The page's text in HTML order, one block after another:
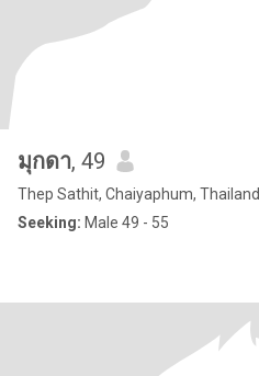
มุกดา, 49
Thep Sathit, Chaiyaphum, Thailand
Seeking: Male 49 - 55